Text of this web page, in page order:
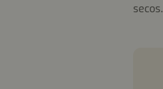
secos.